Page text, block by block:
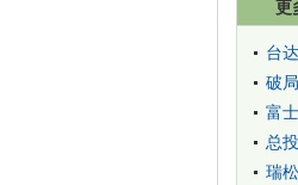
更
台
破
富
总
瑞